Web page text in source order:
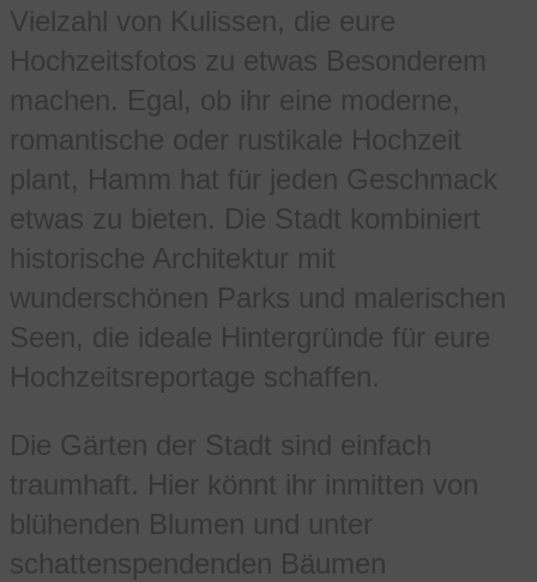
Vielzahl von Kulissen, die eure
Hochzeitsfotos zu etwas Besonderem
machen. Egal, ob ihr eine moderne,
romantische oder rustikale Hochzeit
plant, Hamm hat für jeden Geschmack
etwas zu bieten. Die Stadt kombiniert
historische Architektur mit
wunderschönen Parks und malerischen
Seen, die ideale Hintergründe für eure
Hochzeitsreportage schaffen.
Die Gärten der Stadt sind einfach
traumhaft. Hier könnt ihr inmitten von
blühenden Blumen und unter
schattenspendenden Bäumen